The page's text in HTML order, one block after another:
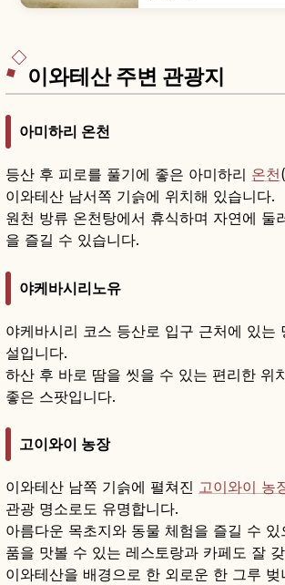
이와테산 주변 관광지
아미하리 온천
등산 후 피로를 풀기에 좋은 아미하리 온천
이와테산 남서쪽 기슭에 위치해 있습니다.
원천 방류 온천탕에서 휴식하며 자연에 둘
을 즐길 수 있습니다.
야케바시리노유
야케바시리 코스 등산로 입구 근처에 있는
설입니다.
하산 후 바로 땀을 씻을 수 있는 편리한 위
좋은 스팟입니다.
고이와이 농장
이와테산 남쪽 기슭에 펼쳐진 고이와이 농
관광 명소로도 유명합니다.
아름다운 목초지와 동물 체험을 즐길 수 있
품을 맛볼 수 있는 레스토랑과 카페도 잘
이와테산을 배경으로 한 외로운 한 그루